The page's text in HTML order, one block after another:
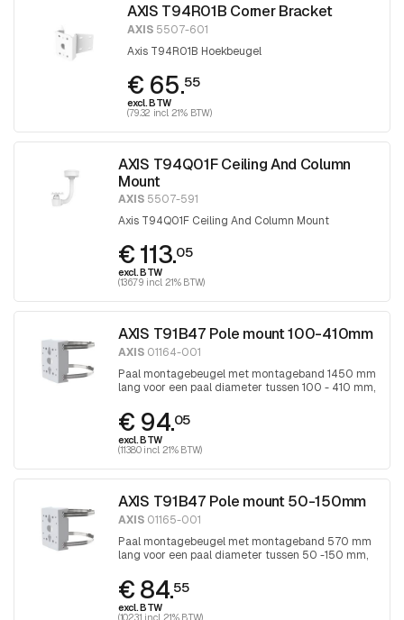
AXIS T94R01B Corner Bracket
AXIS5507-601
Axis T94R01B Hoekbeugel
€ 65.55
excl. BTW
(79.32 incl. 21% BTW)
AXIS T94Q01F Ceiling And Column
Mount
AXIS 5507-591
Axis T94Q01F Ceiling And Column Mount
€ 113.05
excl. BTW
(136.79 incl. 21% BTW)
AXIS T91B47 Pole mount 100-410mm
AXIS 01164-001
Paal montagebeugel met montageband 1450 mm
lang voor een paal diameter tussen 100 - 410 mm,
schroevendraaier
€ 94.05
excl. BTW
(113.80 incl. 21% BTW)
AXIS T91B47 Pole mount 50-150mm
AXIS 01165-001
Paal montagebeugel met montageband 570 mm
lang voor een paal diameter tussen 50 -150 mm,
schroevendraaier
€ 84.55
excl. BTW
(102.31 incl. 21% BTW)